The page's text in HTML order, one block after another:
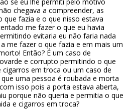
chegava a compreender, as
que fazia e o que nisso estava
me fazer o que eu havia
evitaria eu não faria nada
me fazer o que fazia e em mais um
Então? É um caso de
e corrupto permitindo o que
em troca ou um caso de
uma pessoa é roubada e morta
isso pois a porta estava aberta,
porque não queria e permitia o que
e cigarros em troca?